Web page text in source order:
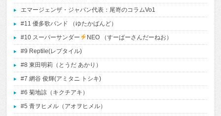
エマージェンザ・ジャパン代表：尾嵜のコラムVo1
#11 優多歌バンド （ゆたかばんど）
#10 スーパーサンダー
NEO （すーぱーさんだーねお）
#9 Reptile(レプタイル)
#8 東田明莉（とうだ あかり）
#7 網谷 俊輝(アミタニ トシキ)
#6 菊地諒（キクチアキ）
#5 青ヲヒメル（アオヲヒメル）